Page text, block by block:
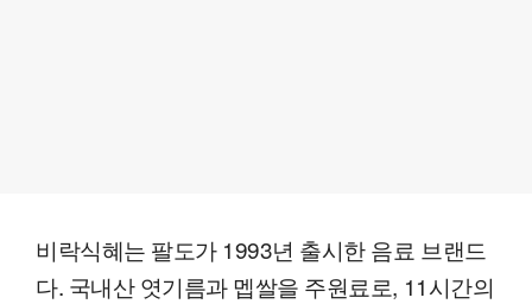
비락식혜는 팔도가 1993년 출시한 음료 브랜드
다. 국내산 엿기름과 멥쌀을 주원료로, 11시간의